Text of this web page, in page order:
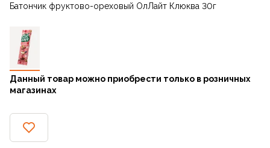
Батончик фруктово-ореховый ОлЛайт Клюква 30г
Данный товар можно приобрести только в розничных
магазинах